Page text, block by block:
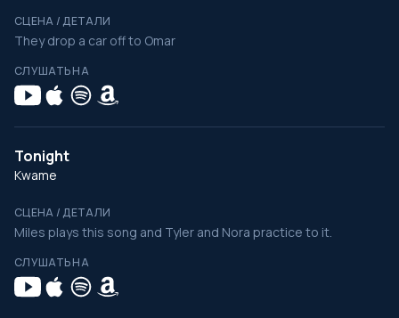
СЦЕНА / ДЕТАЛИ
They drop a car off to Omar
СЛУШАТЬ НА
Tonight
Kwame
СЦЕНА / ДЕТАЛИ
Miles plays this song and Tyler and Nora practice to it.
СЛУШАТЬ НА